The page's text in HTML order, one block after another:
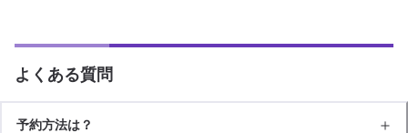
よくある質問
予約方法は？